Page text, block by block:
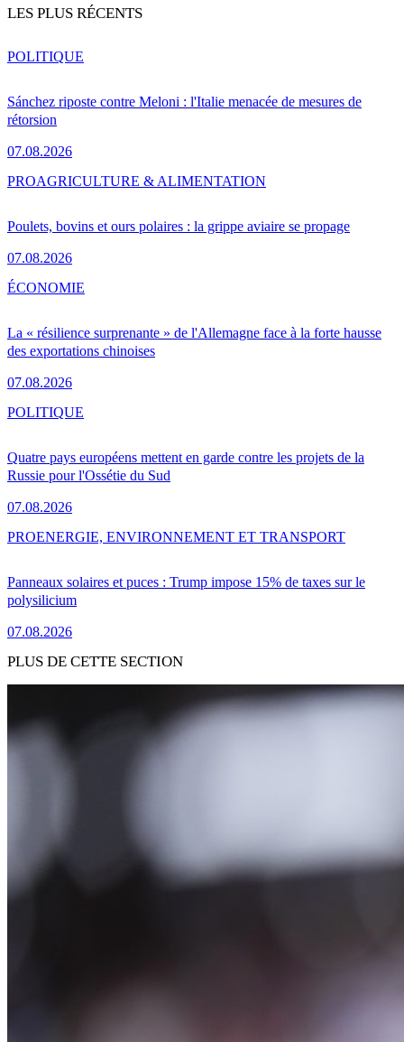
LES PLUS RÉCENTS
Sánchez riposte contre Meloni : l'Italie menacée de mesures de
rétorsion
07.08.2026
POLITIQUE
Poulets, bovins et ours polaires : la grippe aviaire se propage
07.08.2026
PROAGRICULTURE & ALIMENTATION
La « résilience surprenante » de l'Allemagne face à la forte hausse
des exportations chinoises
07.08.2026
ÉCONOMIE
Quatre pays européens mettent en garde contre les projets de la
Russie pour l'Ossétie du Sud
07.08.2026
POLITIQUE
Panneaux solaires et puces : Trump impose 15% de taxes sur le
polysilicium
07.08.2026
PROENERGIE, ENVIRONNEMENT ET TRANSPORT
PLUS DE CETTE SECTION